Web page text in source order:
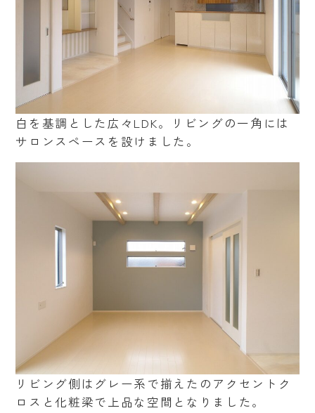
白を基調とした広々LDK。リビングの一角には
サロンスペースを設けました。
リビング側はグレー系で揃えたのアクセントク
ロスと化粧梁で上品な空間となりました。